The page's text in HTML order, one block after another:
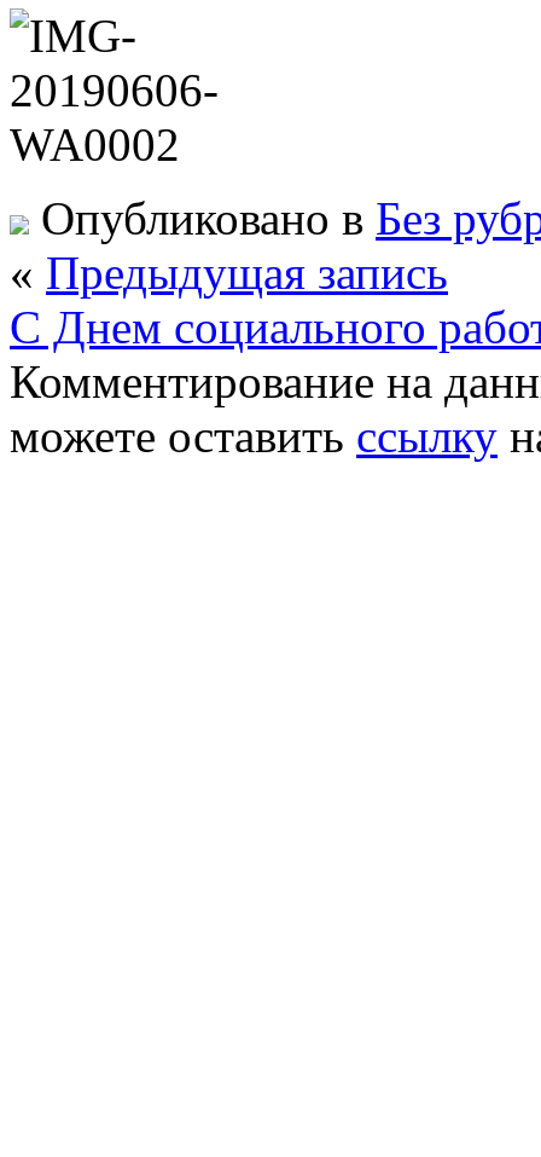
Опубликовано в Без
« Предыдущая запись
С Днем социального
Комментирование на
можете оставить ссылку